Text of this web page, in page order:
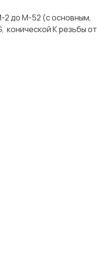
2 до М-52 (с основным,
конической К резьбы от